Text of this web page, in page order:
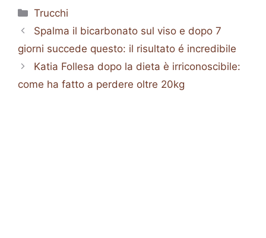
Categorie
Trucchi
Spalma il bicarbonato sul viso e dopo 7
giorni succede questo: il risultato é incredibile
Katia Follesa dopo la dieta è irriconoscibile:
come ha fatto a perdere oltre 20kg